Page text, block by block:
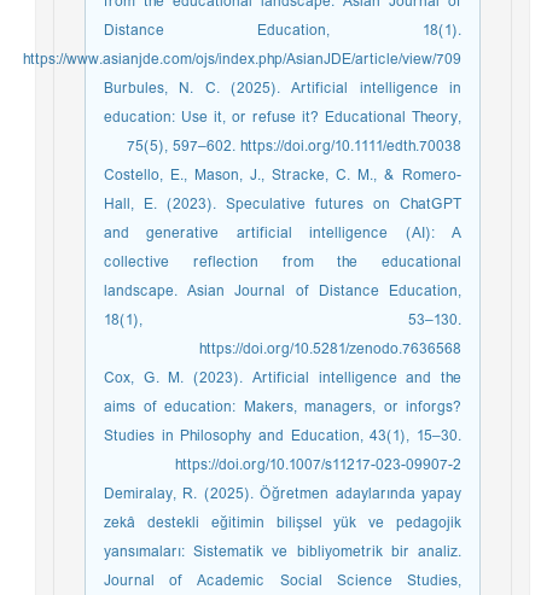
Distance Education, 18(1).
https://www.asianjde.com/ojs/index.php/AsianJDE/article/view/709
Burbules, N. C. (2025). Artificial intelligence in
education: Use it, or refuse it? Educational Theory,
75(5), 597–602. https://doi.org/10.1111/edth.70038
Costello, E., Mason, J., Stracke, C. M., & Romero-
Hall, E. (2023). Speculative futures on ChatGPT
and generative artificial intelligence (AI): A
collective reflection from the educational
landscape. Asian Journal of Distance Education,
18(1), 53–130.
https://doi.org/10.5281/zenodo.7636568
Cox, G. M. (2023). Artificial intelligence and the
aims of education: Makers, managers, or inforgs?
Studies in Philosophy and Education, 43(1), 15–30.
https://doi.org/10.1007/s11217-023-09907-2
Demiralay, R. (2025). Öğretmen adaylarında yapay
zekâ destekli eğitimin bilişsel yük ve pedagojik
yansımaları: Sistematik ve bibliyometrik bir analiz.
Journal of Academic Social Science Studies,